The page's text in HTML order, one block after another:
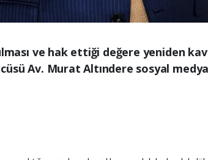
ve hak ettiği değere yeniden
Av. Murat Altındere sosyal medya